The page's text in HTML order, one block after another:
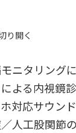
り開く
ニタリング
よる内視鏡
対応サウン
人工股関節